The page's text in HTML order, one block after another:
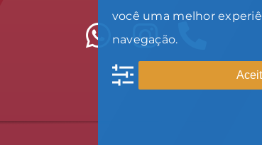
você uma melhor
navegação.